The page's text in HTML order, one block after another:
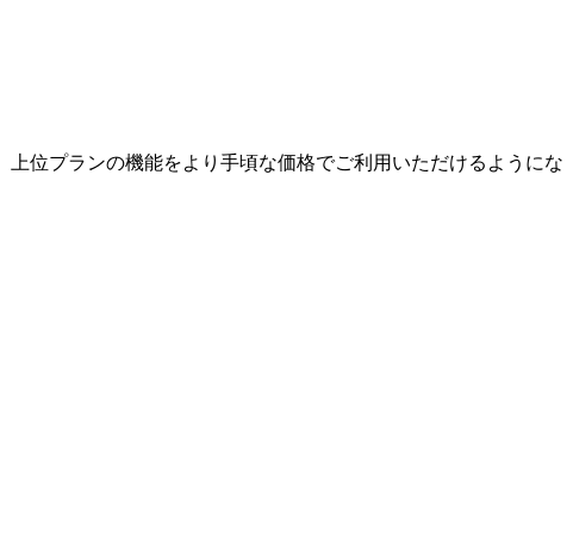
位プランの機能をより手頃な価格でご利用いただけるようにな